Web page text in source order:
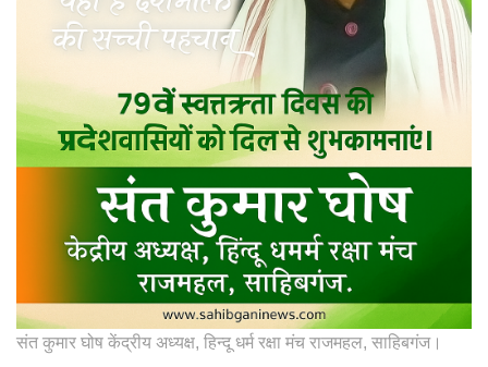
संत कुमार घोष केंद्रीय अध्यक्ष, हिन्दू धर्म रक्षा मंच राजमहल, साहिबगंज।